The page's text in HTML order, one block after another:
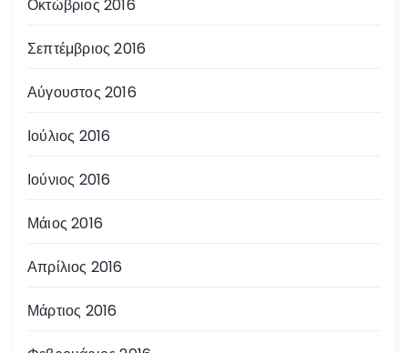
Οκτώβριος 2016
Σεπτέμβριος 2016
Αύγουστος 2016
Ιούλιος 2016
Ιούνιος 2016
Μάιος 2016
Απρίλιος 2016
Μάρτιος 2016